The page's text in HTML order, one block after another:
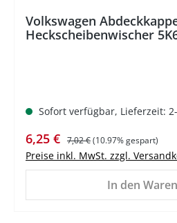
Volkswagen
Heckscheibenwischer
Sofort verfügbar, Lieferzeit:
Verkaufspreis:
6,25 € Regulärer Preis:
7,02 €(10.97% gespart)
Preise inkl. MwSt. zzgl.
In den